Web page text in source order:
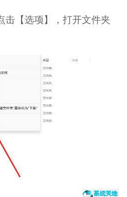
【选项】，打开文件夹